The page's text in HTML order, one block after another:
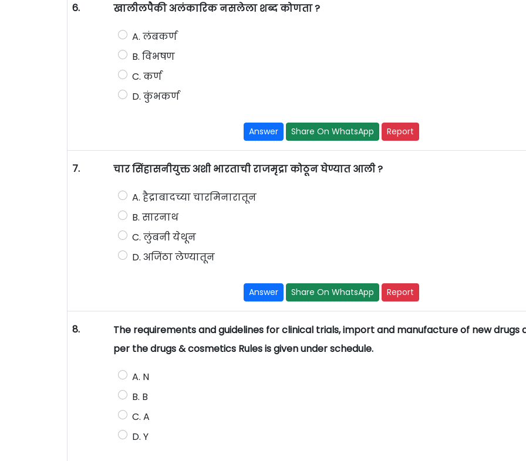
6. खालीलपैकी अलंकारिक नसलेला शब्द कोणता ?
A. लंबकर्ण
B. विभषण
C. कर्ण
D. कुंभकर्ण
Answer Share On WhatsApp Report
7. चार सिंहासनीयुक्त अशी भारताची राजमृद्रा कोठून घेण्यात आली ?
A. हैद्राबादच्या चारमिनारातून
B. सारनाथ
C. लुंबनी येथून
D. अजिंठा लेण्यातून
Answer Share On WhatsApp Report
8.
The requirements and guidelines for clinical trials, import and manufacture of new drugs
per the drugs & cosmetics Rules is given under schedule.
A. N
B. B
C. A
D. Y